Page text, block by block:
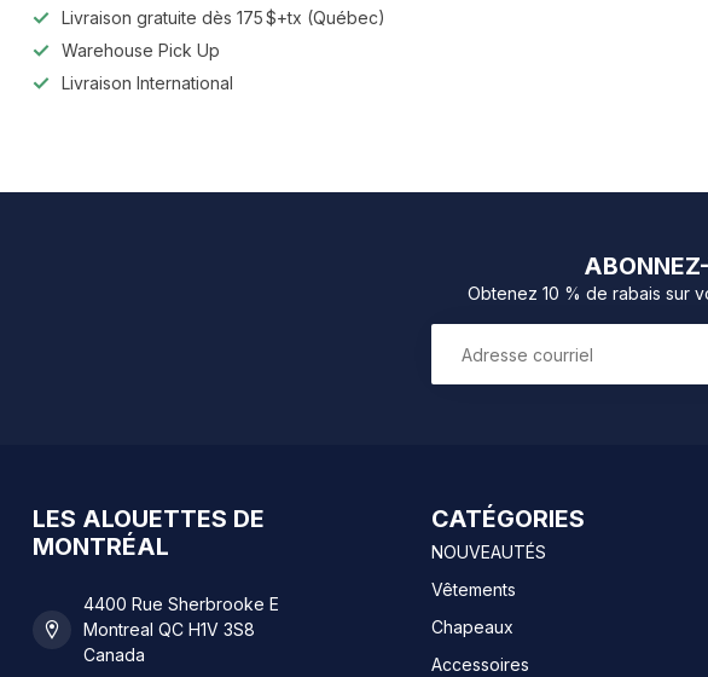
Livraison gratuite dès 175 $+tx (Québec)
Warehouse Pick Up
Livraison International
Obtenez 10 % de rabais sur
LES ALOUETTES DE
MONTRÉAL
4400 Rue Sherbrooke E
Montreal QC H1V 3S8
Canada
CATÉGORIES
NOUVEAUTÉS
Vêtements
Chapeaux
Accessoires